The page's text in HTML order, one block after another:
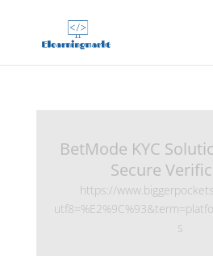
BetMode KYC
Secure
https://
s